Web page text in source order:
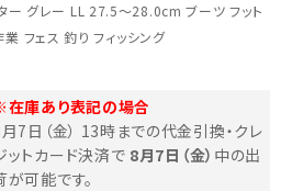
search
ー グレー LL 27.5～28.0cm ブーツ フット
フェス 釣り フィッシング
庫あり表記の場合
7日（金） 13時までの代金引換・クレ
ットカード決済で 8月7日（金） 中の出
が可能です。